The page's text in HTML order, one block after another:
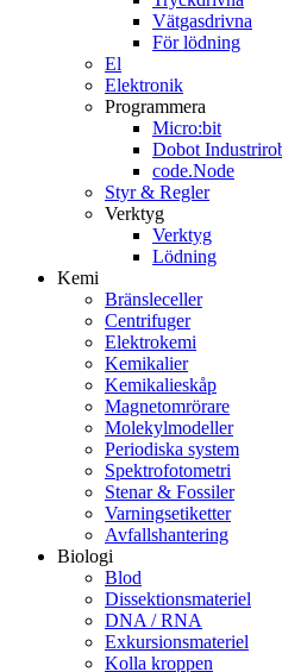
Vätgasdrivna
För lödning
El
Elektronik
Programmera
Micro:bit
Dobot
code.Node
Styr & Regler
Verktyg
Verktyg
Lödning
Kemi
Bränsleceller
Centrifuger
Elektrokemi
Kemikalier
Kemikalieskåp
Magnetomrörare
Molekylmodeller
Periodiska system
Spektrofotometri
Stenar & Fossiler
Varningsetiketter
Avfallshantering
Biologi
Blod
Dissektionsmateriel
DNA / RNA
Exkursionsmateriel
Kolla kroppen